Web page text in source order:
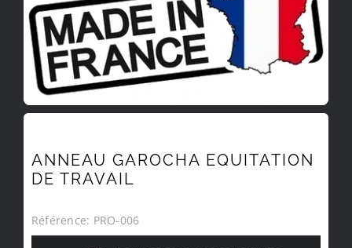
ANNEAU GAROCHA EQUITATION
DE TRAVAIL
Référence: PRO-006